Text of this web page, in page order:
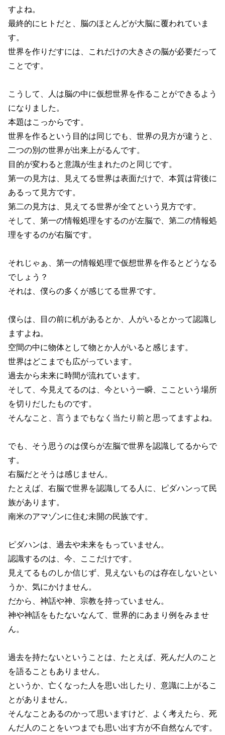
すよね。
最終的にヒトだと、脳のほとんどが大脳に覆われていま
す。
世界を作りだすには、これだけの大きさの脳が必要だって
ことです。
こうして、人は脳の中に仮想世界を作ることができるよう
になりました。
本題はこっからです。
世界を作るという目的は同じでも、世界の見方が違うと、
二つの別の世界が出来上がるんです。
目的が変わると意識が生まれたのと同じです。
第一の見方は、見えてる世界は表面だけで、本質は背後に
あるって見方です。
第二の見方は、見えてる世界が全てという見方です。
そして、第一の情報処理をするのが左脳で、第二の情報処
理をするのが右脳です。
それじゃぁ、第一の情報処理で仮想世界を作るとどうなる
でしょう？
それは、僕らの多くが感じてる世界です。
僕らは、目の前に机があるとか、人がいるとかって認識し
ますよね。
空間の中に物体として物とか人がいると感じます。
世界はどこまでも広がっています。
過去から未来に時間が流れています。
そして、今見えてるのは、今という一瞬、ここという場所
を切りだしたものです。
そんなこと、言うまでもなく当たり前と思ってますよね。
でも、そう思うのは僕らが左脳で世界を認識してるからで
す。
右脳だとそうは感じません。
たとえば、右脳で世界を認識してる人に、ピダハンって民
族があります。
南米のアマゾンに住む未開の民族です。
ピダハンは、過去や未来をもっていません。
認識するのは、今、ここだけです。
見えてるものしか信じず、見えないものは存在しないとい
うか、気にかけません。
だから、神話や神、宗教を持っていません。
神や神話をもたないなんて、世界的にあまり例をみませ
ん。
過去を持たないということは、たとえば、死んだ人のこと
を語ることもありません。
というか、亡くなった人を思い出したり、意識に上がるこ
とがありません。
そんなことあるのかって思いますけど、よく考えたら、死
んだ人のことをいつまでも思い出す方が不自然なんです。